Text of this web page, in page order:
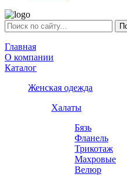
Главная
О компании
Каталог
Женская одежда
Халаты
Бязь
Фланель
Трикотаж
Махровые
Велюр